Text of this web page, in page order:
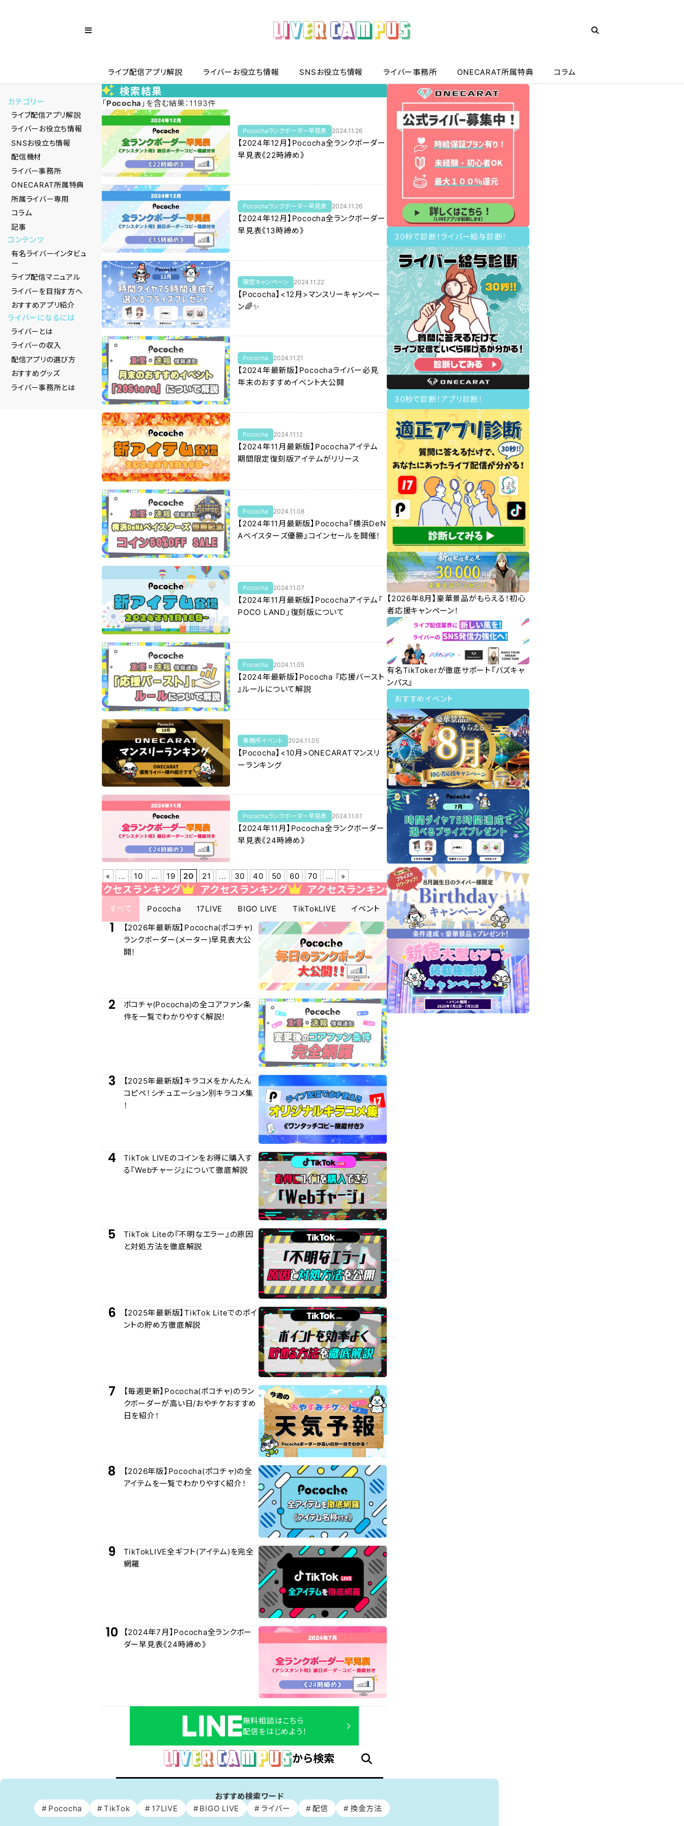
ライブ配信アプリ解説 ライバーお役立ち情報 SNSお役立ち情報 ライバー事務所 ONECARAT所属特典 コラム
カテゴリー
ライブ配信アプリ解説
ライバーお役立ち情報
SNSお役立ち情報
配信機材
ライバー事務所
ONECARAT所属特典
所属ライバー専用
コラム
記事
コンテンツ
有名ライバーインタビュ
ー
ライブ配信マニュアル
ライバーを目指す方へ
おすすめアプリ紹介
ライバーになるには
ライバーとは
ライバーの収入
配信アプリの選び方
おすすめグッズ
ライバー事務所とは
検索結果
「Pococha 」を含む結果：1193件
Pocochaランクボーダー早見表 2024.11.26
【2024年12月】Pococha全ランクボーダー
早見表《22時締め》
Pocochaランクボーダー早見表 2024.11.26
【2024年12月】Pococha全ランクボーダー
早見表《13時締め》
限定キャンペーン 2024.11.22
【Pococha】<12月>マンスリーキャンペー
ン🌈✨
Pococha 2024.11.21
【2024年最新版】Pocochaライバー必見
年末のおすすめイベント大公開
Pococha 2024.11.12
【2024年11月最新版】Pocochaアイテム
期間限定復刻版アイテムがリリース
Pococha 2024.11.08
【2024年11月最新版】Pococha『横浜DeN
Aベイスターズ優勝』コインセールを開催！
Pococha 2024.11.07
【2024年11月最新版】Pocochaアイテム「
POCO LAND」復刻版について
Pococha 2024.11.05
【2024年最新版】Pococha 『応援バースト
』ルールについて解説
事務所イベント 2024.11.05
【Pococha】<10月>ONECARATマンスリ
ーランキング
Pocochaランクボーダー早見表 2024.11.01
【2024年11月】Pococha全ランクボーダー
早見表《24時締め》
« ... 10 ... 19 20 21 ... 30 40 50 60 70 ... »
アクセスランキング アクセスランキング アクセスランキング アクセスランキング アクセスランキング
すべて Pococha 17LIVE BIGO LIVE TikTokLIVE イベント インタビュー
1
【2026年最新版】Pococha(ポコチャ)
ランクボーダー(メーター)早見表大公
開！
2
ポコチャ(Pococha)の全コアファン条
件を一覧でわかりやすく解説！
3
【2025年最新版】キラコメをかんたん
コピペ！シチュエーション別キラコメ集
！
4
TikTok LIVEのコインをお得に購入す
る『Webチャージ』について徹底解説
5
TikTok Liteの『不明なエラー』の原因
と対処方法を徹底解説
6
【2025年最新版】TikTok Liteでのポイ
ントの貯め方徹底解説
7
【毎週更新】Pococha(ポコチャ)のラン
クボーダーが高い日/おやチケおすすめ
日を紹介！
8
【2026年版】Pococha(ポコチャ)の全
アイテムを一覧でわかりやすく紹介！
9
TikTokLIVE全ギフト(アイテム)を完全
網羅
10
【2024年7月】Pococha全ランクボー
ダー早見表《24時締め》
無料相談はこちら
配信をはじめよう！
30秒で診断！ライバー給与診断！
30秒で診断！アプリ診断！
【2026年8月】豪華景品がもらえる！初心
者応援キャンペーン！
有名TikTokerが徹底サポート『バズキャ
ンパス』
おすすめイベント
から検索
おすすめ検索ワード
Pococha
TikTok 17LIVE BIGO LIVE ライバー 配信 換金方法